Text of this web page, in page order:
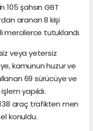
şahsın GBT
aranan 8 kişi
mercilerce tutuklandı.
veya yetersiz
kamunun huzur ve
69 sürücüye ve
yapıldı.
araç trafikten men
konuldu.